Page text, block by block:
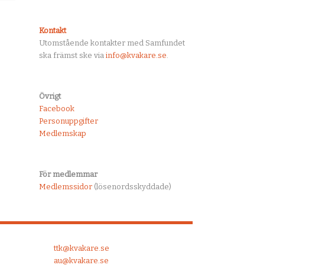
Kontakt
Utomstående kontakter med Samfundet
ska främst ske via info@kvakare.se
Övrigt
Facebook
Personuppgifter
Medlemskap
För medlemmar
Medlemssidor (lösenordsskyddade)
ttk@kvakare.se
au@kvakare.se